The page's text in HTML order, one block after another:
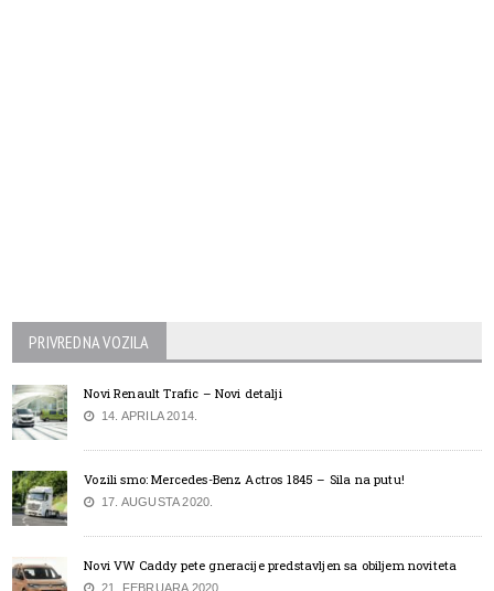
PRIVREDNA VOZILA
Novi Renault Trafic – Novi detalji
14. APRILA 2014.
Vozili smo: Mercedes-Benz Actros 1845 – Sila na putu!
17. AUGUSTA 2020.
Novi VW Caddy pete gneracije predstavljen sa obiljem noviteta
21. FEBRUARA 2020.